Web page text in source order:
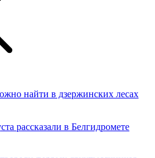
найти в дзержинских лесах
рассказали в Белгидромете